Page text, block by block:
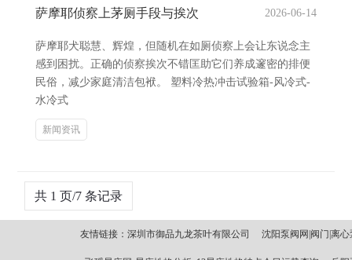
萨摩耶侦察上茅厕手段与挨次 2026-06-14
萨摩耶犬聪慧、辉煌，但随机在如厕侦察上会让东说念主
感到困扰。正确的侦察挨次不错匡助它们养成邃密的排便
民俗，减少家庭清洁包袱。 塑料冷热冲击试验箱-风冷式-
水冷式
新闻资讯
共 1 页/7 条记录
友情链接： 深圳市御品九龙茶叶有限公司 沈阳泵阀网|阀门|离